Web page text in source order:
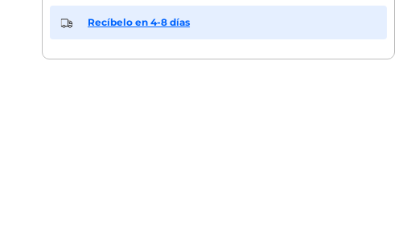
Recíbelo en 4-8 días